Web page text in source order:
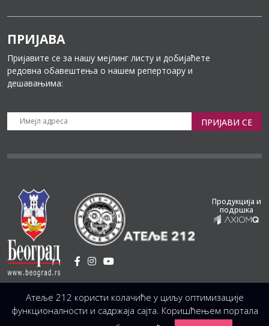
ПРИЈАВА
Пријавите се за нашу мејлинг листу и добијаћете
редовна обавештења о нашем репертоару и
дешавањима:
ПРИЈАВИ СЕ
Установа Културе / Светогорска 21, 11103 Београд, Србија
Централа (управа, организација, администрација, рачуноводство, техника)
+381 11 3246 146;
+381 11 3246 147 |office@atelje212.rs
Продукција и
подршка
Атеље 212 користи колачиће у циљу оптимизације
функционалности и садржаја сајта. Коришћењем портала